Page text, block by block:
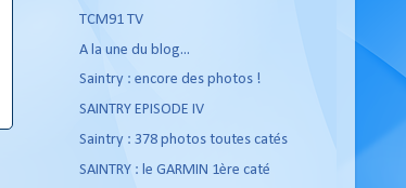
TCM91 TV
A la une du blog...
Saintry : encore des photos !
SAINTRY EPISODE IV
Saintry : 378 photos toutes catés
SAINTRY : le GARMIN 1ère caté